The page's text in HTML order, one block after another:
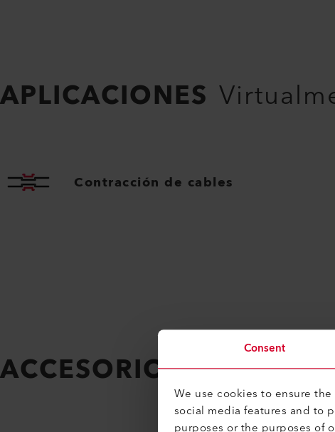
Consent
We use cookies to ensure
social media features and to
purposes or the purposes of
APLICACIONES
Contracción de cables
ACCESORIOS